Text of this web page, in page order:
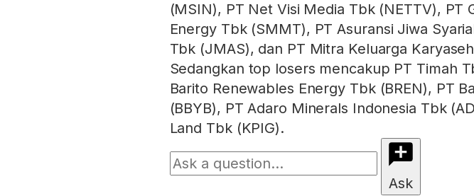
(MSIN), PT Net Visi Media Tbk (NETTV), PT
Energy Tbk (SMMT), PT Asuransi Jiwa
Tbk (JMAS), dan PT Mitra Keluarga
Sedangkan top losers mencakup PT Timah
Barito Renewables Energy Tbk (BREN), PT
(BBYB), PT Adaro Minerals Indonesia Tbk
Land Tbk (KPIG).
Ask